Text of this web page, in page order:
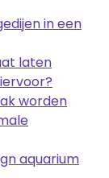
in een
laten
worden
aquarium